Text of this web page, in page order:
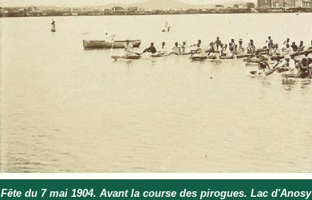
Fête du 7 mai 1904. Avant la course des pirogues. Lac d'Anosy